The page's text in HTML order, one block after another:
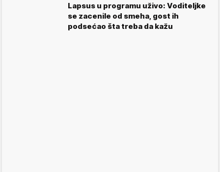
Lapsus u programu uživo: Voditeljke
se zacenile od smeha, gost ih
podsećao šta treba da kažu